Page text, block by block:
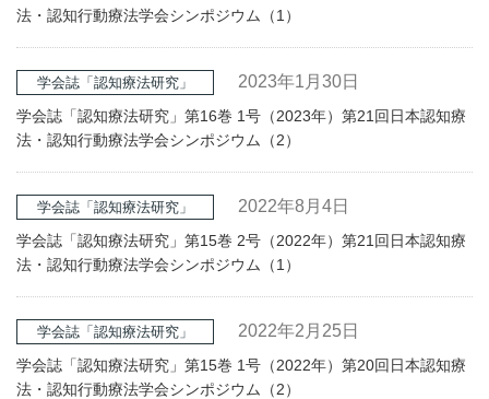
法・認知行動療法学会シンポジウム（1）
学会誌「認知療法研究」 2023年1月30日
学会誌「認知療法研究」第16巻 1号（2023年）第21回日本認知療
法・認知行動療法学会シンポジウム（2）
学会誌「認知療法研究」 2022年8月4日
学会誌「認知療法研究」第15巻 2号（2022年）第21回日本認知療
法・認知行動療法学会シンポジウム（1）
学会誌「認知療法研究」 2022年2月25日
学会誌「認知療法研究」第15巻 1号（2022年）第20回日本認知療
法・認知行動療法学会シンポジウム（2）